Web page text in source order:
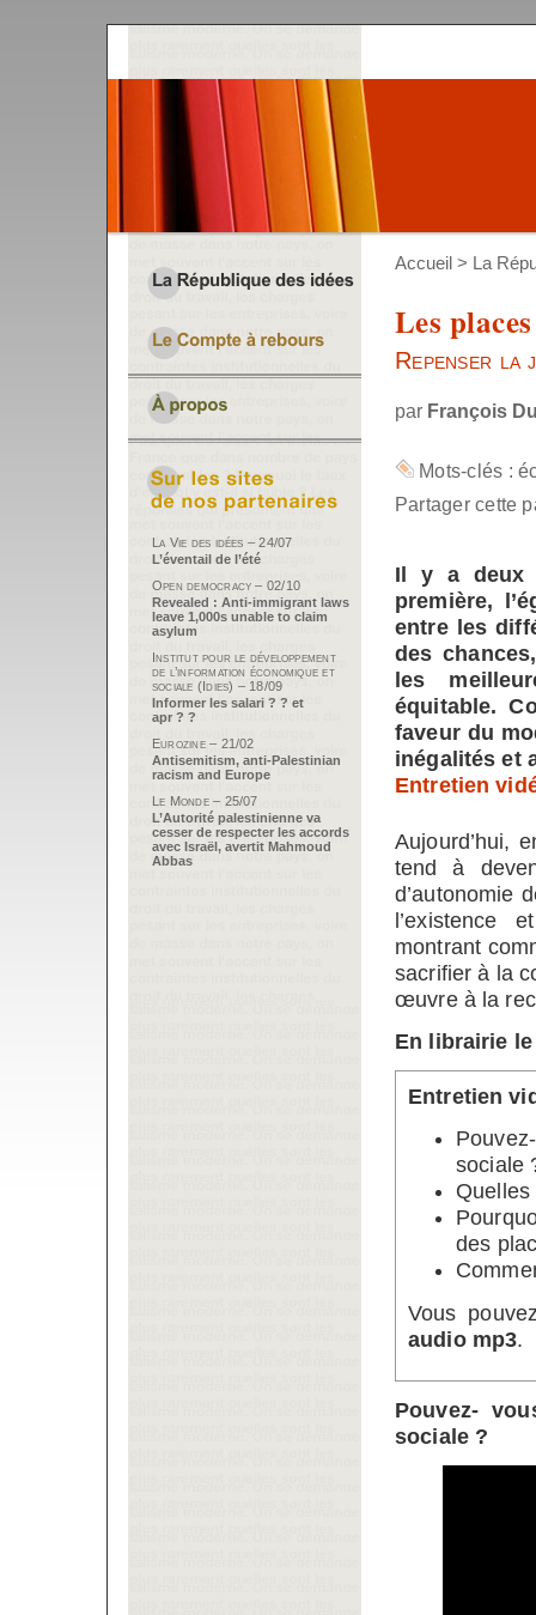
Accueil > La
Les
Repenser la
par François
Mots-clés :
Partager cette
Il y a deux
première,
entre les
des
les
équitable.
faveur du
inégalités et
Entretien
Aujourd’hui,
tend à
d’autonomie
l’existence
montrant
sacrifier à la
œuvre à la
En librairie le
Entretien
sociale
Quelles
des
Vous
audio mp3.
Pouvez-
sociale ?
La Vie des idées – 24/07
L’éventail de l’été
Open democracy – 02/10
Revealed : Anti-immigrant laws
leave 1,000s unable to claim
asylum
Institut pour le développement
de l’information économique et
sociale (Idies) – 18/09
Informer les salari ? ? et
apr ? ?
Eurozine – 21/02
Antisemitism, anti-Palestinian
racism and Europe
Le Monde – 25/07
L’Autorité palestinienne va
cesser de respecter les accords
avec Israël, avertit Mahmoud
Abbas